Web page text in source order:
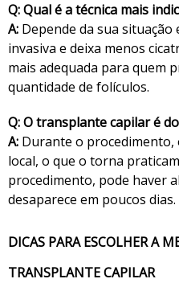
Q: Qual é a técnica mais
A: Depende da sua situação
invasiva e deixa menos
mais adequada para quem
quantidade de folículos.
Q: O transplante capilar é
A: Durante o procedimento,
local, o que o torna
procedimento, pode haver
desaparece em poucos dias.
DICAS PARA ESCOLHER A MELHOR CLÍNICA DE
TRANSPLANTE CAPILAR